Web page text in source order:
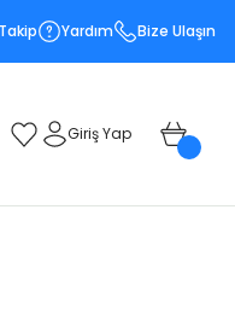
Yardım Bize Ulaşın
Giriş Yap